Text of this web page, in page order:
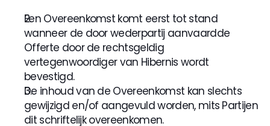
Een Overeenkomst komt eerst tot stand
wanneer de door wederpartij aanvaardde
Offerte door de rechtsgeldig
vertegenwoordiger van Hibernis wordt
bevestigd.
De inhoud van de Overeenkomst kan slechts
gewijzigd en/of aangevuld worden, mits Partijen
dit schriftelijk overeenkomen.